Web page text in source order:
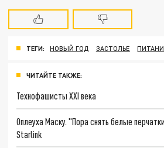
ТЕГИ: НОВЫЙ ГОД ЗАСТОЛЬЕ
ЧИТАЙТЕ ТАКЖЕ:
Технофашисты XXI века
Оплеуха Маску. "Пора снять белые
Starlink